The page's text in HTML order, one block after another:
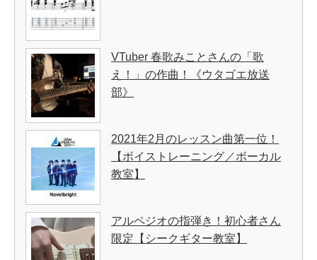
VTuber 春歌みことさんの「歌
え！」の作曲！《ウタゴエ放送
部》
2021年2月のレッスン曲第一位！
【ボイストレーニング／ボーカル
教室】
アルペジオの指弾き！初心者さん
限定【シークギター教室】